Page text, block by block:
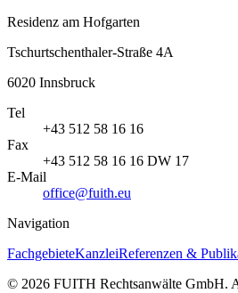
Residenz am Hofgarten
Tschurtschenthaler-Straße 4A
6020 Innsbruck
Tel
+43 512 58 16 16
Fax
+43 512 58 16 16 DW 17
E-Mail
office@fuith.eu
Navigation
FachgebieteKanzleiReferenzen &
© 2026 FUITH Rechtsanwälte GmbH.